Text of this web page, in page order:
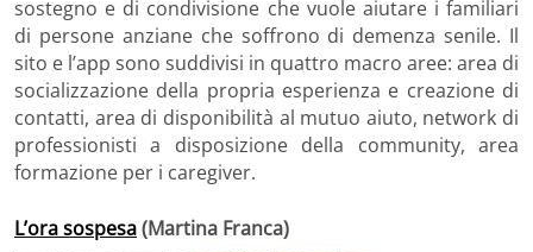
sostegno e di condivisione che vuole aiutare i familiari
di persone anziane che soffrono di demenza senile. Il
sito e l’app sono suddivisi in quattro macro aree: area di
socializzazione della propria esperienza e creazione di
contatti, area di disponibilità al mutuo aiuto, network di
professionisti a disposizione della community, area
formazione per i caregiver.
L’ora sospesa(Martina Franca)